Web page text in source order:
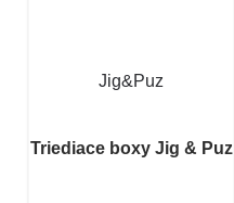
Jig&Puz
Triediace boxy Jig & Puz